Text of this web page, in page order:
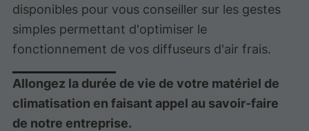
disponibles pour vous conseiller sur les gestes
simples permettant d'optimiser le
fonctionnement de vos diffuseurs d'air frais.
Allongez la durée de vie de votre matériel de
climatisation en faisant appel au savoir-faire
de notre entreprise.